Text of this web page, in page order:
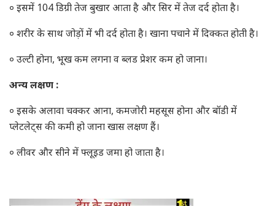
० इसमें 104 डिग्री तेज बुखार आता है और सिर में तेज दर्द होता है।
० शरीर के साथ जोड़ों में भी दर्द होता है। खाना पचाने में दिक्कत होती है।
० उल्टी होना, भूख कम लगना व ब्लड प्रेशर कम हो जाना।
अन्य लक्षण :
० इसके अलावा चक्कर आना, कमजोरी महसूस होना और बॉडी में
प्लेटलेट्स की कमी हो जाना खास लक्षण हैं।
० लीवर और सीने में फ्लूइड जमा हो जाता है।